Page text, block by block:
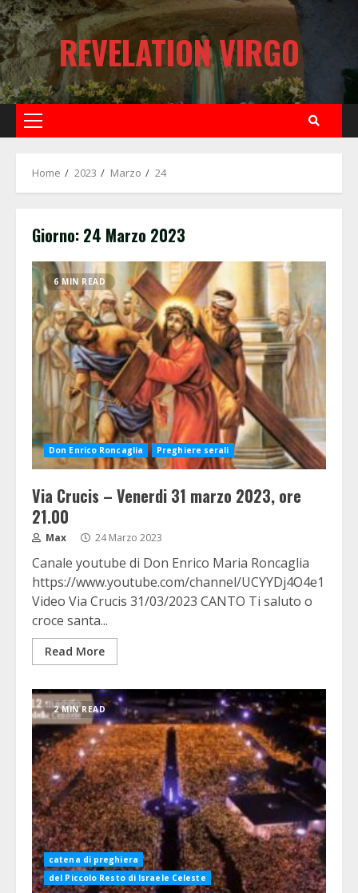
Skip
to
content
REVELATION VIRGO
Primary
Home 2023 Marzo 24
Giorno: 24 Marzo 2023
6 MIN READ
Don Enrico Roncaglia Preghiere serali
Via Crucis – Venerdi 31 marzo 2023, ore
21.00
Max 24 Marzo 2023
Canale youtube di Don Enrico Maria Roncaglia
https://www.youtube.com/channel/
Video Via Crucis 31/03/2023 CANTO Ti saluto o
croce santa...
Read More
2 MIN READ
catena di preghiera
del Piccolo Resto di Israele Celeste